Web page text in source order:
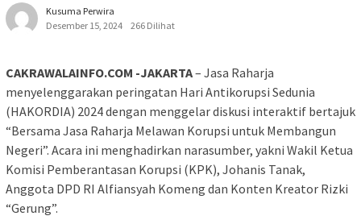
Kusuma Perwira
Desember 15, 2024
266 Dilihat
CAKRAWALAINFO.COM -JAKARTA– Jasa Raharja
menyelenggarakan peringatan Hari Antikorupsi Sedunia
(HAKORDIA) 2024 dengan menggelar diskusi interaktif bertajuk
“Bersama Jasa Raharja Melawan Korupsi untuk Membangun
Negeri”. Acara ini menghadirkan narasumber, yakni Wakil Ketua
Komisi Pemberantasan Korupsi (KPK), Johanis Tanak,
Anggota DPD RI Alfiansyah Komeng dan Konten Kreator Rizki
“Gerung”.